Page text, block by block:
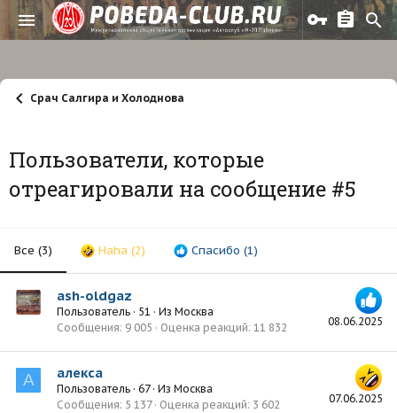
Срач Салгира и Холоднова
Пользователи, которые
отреагировали на сообщение #5
Все (3) Haha (2) Спасибо (1)
08.06.2025
ash-oldgaz
Пользователь · 51 · Из Москва
Сообщения 9 005 Оценка реакций 11 832
А
07.06.2025
алекса
Пользователь · 67 · Из Москва
Сообщения 5 137 Оценка реакций 3 602